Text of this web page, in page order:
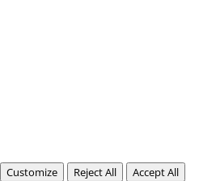
Customize Reject All Accept All